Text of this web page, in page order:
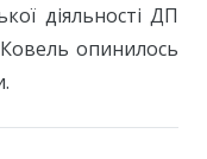
діяльності ДП
опинилось